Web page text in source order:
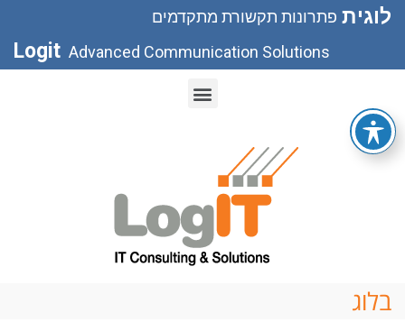
פתרונות תקשורת מתקדמים לוגית
Logit Advanced Communication Solutions
בלוג